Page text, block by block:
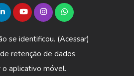
se identificou. (Acessar)
retenção de dados
o aplicativo móvel.